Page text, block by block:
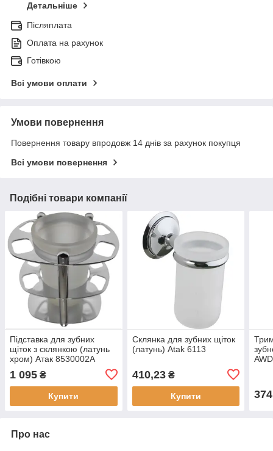
Детальніше
Післяплата
Оплата на рахунок
Готівкою
Всі умови оплати
Умови повернення
Повернення товару впродовж 14 днів за рахунок покупця
Всі умови повернення
Подібні товари компанії
Підставка для зубних
щіток з склянкою (латунь
хром) Атак 8530002A
1 095 ₴
Купити
Склянка для зубних щіток
(латунь) Atak 6113
410,23₴
Купити 374
Про нас